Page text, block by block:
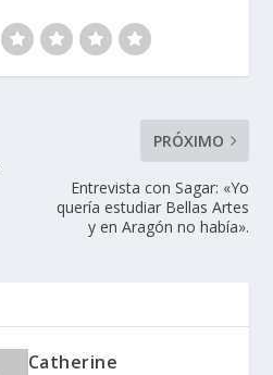
PRÓXIMO
Entrevista con Sagar: «Yo
quería estudiar Bellas Artes
y en Aragón no había».
Catherine